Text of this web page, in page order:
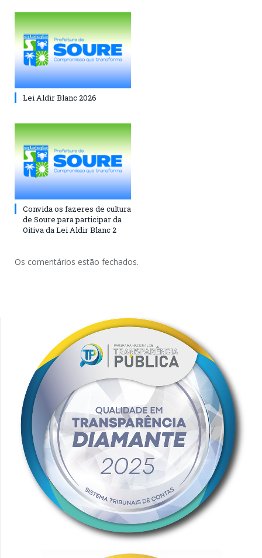
Lei Aldir Blanc 2026
Convida os fazeres de cultura
de Soure para participar da
Oitiva da Lei Aldir Blanc 2
Os comentários estão fechados.